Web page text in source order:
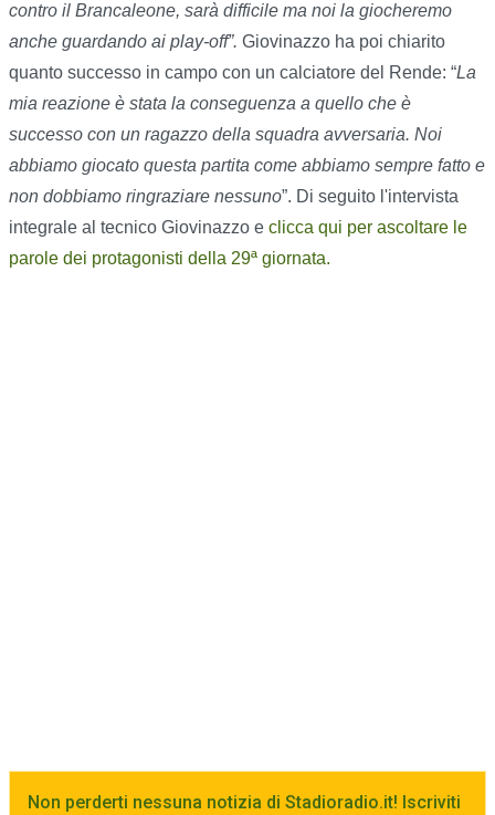
contro il Brancaleone, sarà difficile ma noi la giocheremo
anche guardando ai play-off”. Giovinazzo ha poi chiarito
quanto successo in campo con un calciatore del Rende: “La
mia reazione è stata la conseguenza a quello che è
successo con un ragazzo della squadra avversaria. Noi
abbiamo giocato questa partita come abbiamo sempre fatto e
non dobbiamo ringraziare nessuno”. Di seguito l'intervista
integrale al tecnico Giovinazzo e clicca qui per ascoltare le
parole dei protagonisti della 29ª giornata.
Non perderti nessuna notizia di Stadioradio.it! Iscriviti